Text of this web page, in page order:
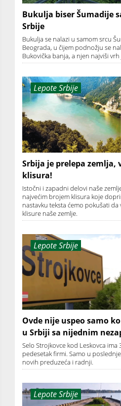
Bukulja biser Šumadije
Srbije
Bukulja se nalazi u samom srcu
Beograda, u čijem podnožju se
Bukovička banja, a njen najviši
Lepote Srbije
Srbija je prelepa zemlja,
klisura!
Istočni i zapadni delovi naše
najvećim brojem klisura koje
nastavku teksta ćemo pokušati
klisure naše zemlje.
Lepote Srbije
Ovde nije uspeo samo
u Srbiji sa nijednim
Selo Strojkovce kod Leskovca ima
pedesetak firmi. Samo u
novih preduzeća i radnji.
Lepote Srbije